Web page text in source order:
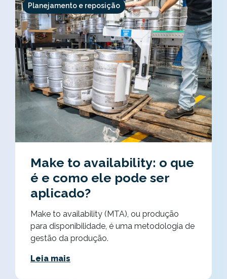
Planejamento e reposição
Make to availability: o que
é e como ele pode ser
aplicado?
Make to availability (MTA), ou produção
para disponibilidade, é uma metodologia de
gestão da produção.
Leia mais